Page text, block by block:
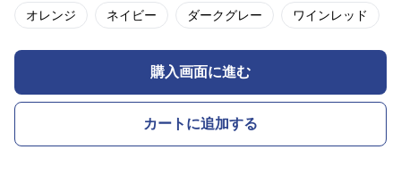
オレンジ ネイビー ダークグレー ワインレッド
購入画面に進む
カートに追加する